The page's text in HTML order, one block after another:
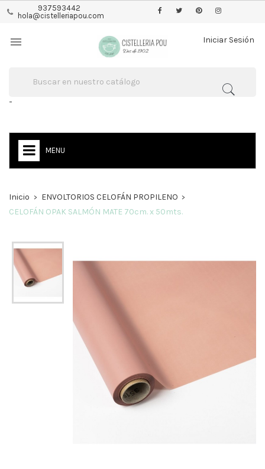
937593442
hola@cistelleriapou.com
Iniciar Sesión

-
MENU
Inicio
ENVOLTORIOS CELOFÁN PROPILENO
CELOFÁN OPAK SALMÓN MATE 70cm. x 50mts.